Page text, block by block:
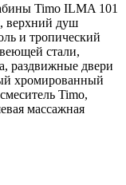
Timo ILMA 101
верхний душ
и тропический
стали,
раздвижные двери
хромированный
Timo,
массажная